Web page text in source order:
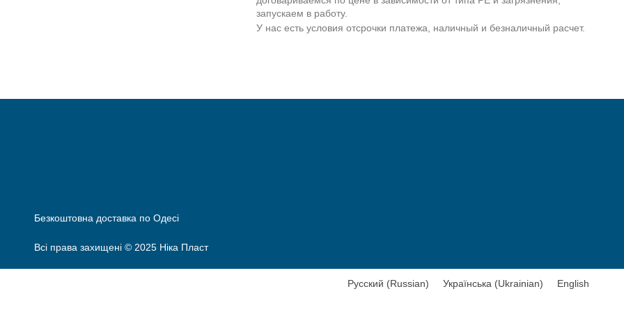
запускаем в работу.
У нас есть условия отсрочки платежа, наличный и безналичный расчет.
Безкоштовна доставка по Одесі
Всі права захищені © 2025 Нiка Пласт
Русский (Russian) Українська(Ukrainian) English